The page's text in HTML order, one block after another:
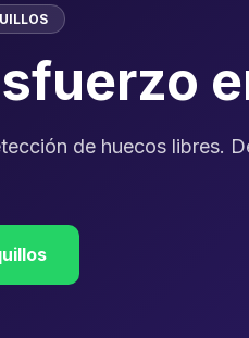
de huecos libres.